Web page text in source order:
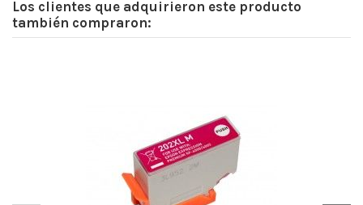
Los clientes que adquirieron este producto
también compraron: